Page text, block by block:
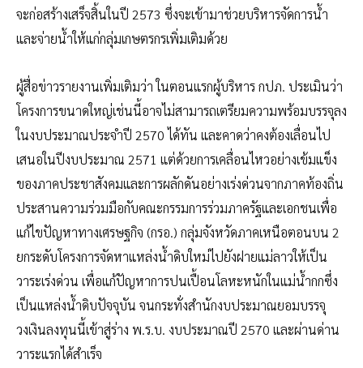
จะก่อสร้างเสร็จสิ้นในปี 2573 ซึ่งจะเข้ามาช่วยบริหารจัดการน้ำ
และจ่ายน้ำให้แก่กลุ่มเกษตรกรเพิ่มเติมด้วย
ผู้สื่อข่าวรายงานเพิ่มเติมว่า ในตอนแรกผู้บริหาร กปภ. ประเมินว่า
โครงการขนาดใหญ่เช่นนี้อาจไม่สามารถเตรียมความพร้อมบรรจุลง
ในงบประมาณประจำปี 2570 ได้ทัน และคาดว่าคงต้องเลื่อนไป
เสนอในปีงบประมาณ 2571 แต่ด้วยการเคลื่อนไหวอย่างเข้มแข็ง
ของภาคประชาสังคมและการผลักดันอย่างเร่งด่วนจากภาคท้องถิ่น
ประสานความร่วมมือกับคณะกรรมการร่วมภาครัฐและเอกชนเพื่อ
แก้ไขปัญหาทางเศรษฐกิจ (กรอ.) กลุ่มจังหวัดภาคเหนือตอนบน 2
ยกระดับโครงการจัดหาแหล่งน้ำดิบใหม่ไปยังฝายแม่ลาวให้เป็น
วาระเร่งด่วน เพื่อแก้ปัญหาการปนเปื้อนโลหะหนักในแม่น้ำกกซึ่ง
เป็นแหล่งน้ำดิบปัจจุบัน จนกระทั่งสำนักงบประมาณยอมบรรจุ
วงเงินลงทุนนี้เข้าสู่ร่าง พ.ร.บ. งบประมาณปี 2570 และผ่านด่าน
วาระแรกได้สำเร็จ